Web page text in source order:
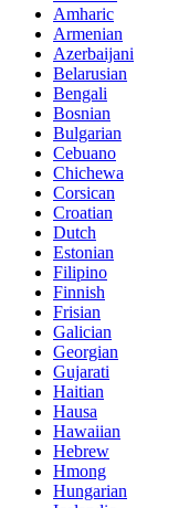
Amharic
Armenian
Azerbaijani
Belarusian
Bengali
Bosnian
Bulgarian
Cebuano
Chichewa
Corsican
Croatian
Dutch
Estonian
Filipino
Finnish
Frisian
Galician
Georgian
Gujarati
Haitian
Hausa
Hawaiian
Hebrew
Hmong
Hungarian